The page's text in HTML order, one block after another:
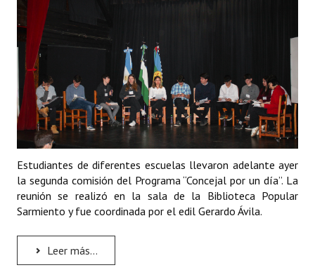
LEGISLACIÓN
Constitución Nacional
Constitución Provincial
Carta Orgánica 2007
Reglamento Interno
Organigrama
DOCUMENTOS
Informes de Gestión
Estudiantes de diferentes escuelas llevaron adelante ayer
la segunda comisión del Programa “Concejal por un día”. La
reunión se realizó en la sala de la Biblioteca Popular
Sarmiento y fue coordinada por el edil Gerardo Ávila.
Leer más...